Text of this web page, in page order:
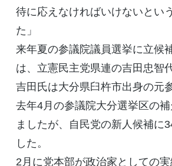
待に応えなければいけないとい
た」
来年夏の参議院議員選挙に立候
は、立憲民主党県連の吉田忠智
吉田氏は大分県臼杵市出身の元
去年4月の参議院大分選挙区の
ましたが、自民党の新人候補に
した。
2月に党本部が政治家としての